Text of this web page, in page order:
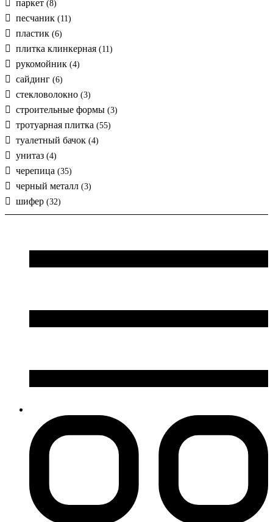
паркет (8)
песчаник (11)
пластик (6)
плитка клинкерная (11)
рукомойник (4)
сайдинг (6)
стекловолокно (3)
строительные формы (3)
тротуарная плитка (55)
туалетный бачок (4)
унитаз (4)
черепица (35)
черный металл (3)
шифер (32)